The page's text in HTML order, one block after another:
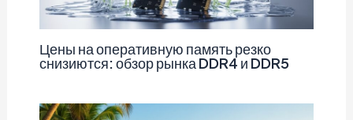
Цены на оперативную память резко
снизиются: обзор рынка DDR4 и DDR5